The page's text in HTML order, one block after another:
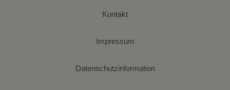
Kontakt
Impressum
Datenschutzinformation